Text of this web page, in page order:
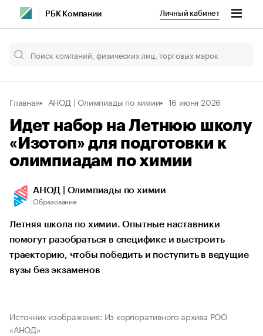
РБК Компании Личный кабинет
Главная АНОД | Олимпиады по химии 16 июня 2026
Идет набор на Летнюю школу
«Изотоп» для подготовки к
олимпиадам по химии
АНОД | Олимпиады по химии
Образование
Летняя школа по химии. Опытные наставники
помогут разобраться в специфике и выстроить
траекторию, чтобы победить и поступить в ведущие
вузы без экзаменов
Источник изображения: Из корпоративного архива РОО
«АНОД»